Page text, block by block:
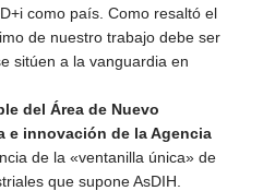
como país. Como resaltó el
de nuestro trabajo debe ser
sitúen a la vanguardia en
del Área de Nuevo
e innovación de la Agencia
de la «ventanilla única» de
que supone AsDIH.